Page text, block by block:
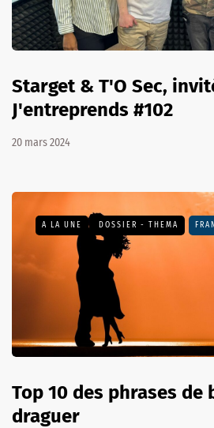
Starget & T'O Sec,
J'entreprends #102
20 mars 2024
A LA UNE DOSSIER - THEMA
Top 10 des phrases de
draguer